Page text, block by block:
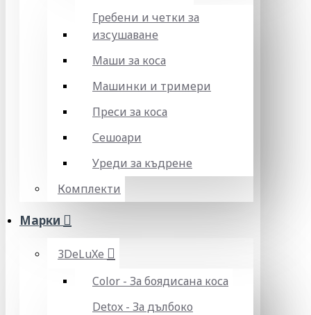
Гребени и четки за
изсушаване
Маши за коса
Машинки и тримери
Преси за коса
Сешоари
Уреди за къдрене
Комплекти
Марки
3DeLuXe
Color - За боядисана коса
Detox - За дълбоко